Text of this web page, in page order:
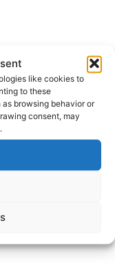
like cookies to
to these
browsing behavior or
consent, may
un ambiente
Uffici
nelle …